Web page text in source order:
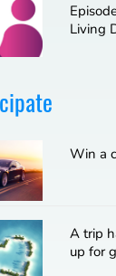
Living
Win a
A trip
up for